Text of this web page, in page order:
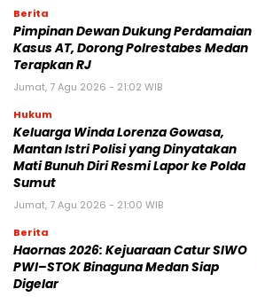
Berita
Pimpinan Dewan Dukung Perdamaian
Kasus AT, Dorong Polrestabes Medan
Terapkan RJ
Jumat, 7 Agu 2026 - 21:02 WIB
Hukum
Keluarga Winda Lorenza Gowasa,
Mantan Istri Polisi yang Dinyatakan
Mati Bunuh Diri Resmi Lapor ke Polda
Sumut
Jumat, 7 Agu 2026 - 21:00 WIB
Berita
Haornas 2026: Kejuaraan Catur SIWO
PWI–STOK Binaguna Medan Siap
Digelar